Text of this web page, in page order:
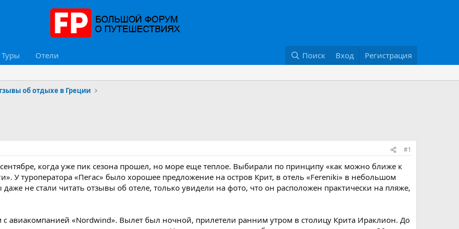
Туры Отели Поиск Вход Регистрация
об отдыхе в Греции
#1
когда уже пик сезона прошел, но море еще теплое. Выбирали по принципу «как можно ближе к
У туроператора «Пегас» было хорошее предложение на остров Крит, в отель «Fereniki» в небольшом
не стали читать отзывы об отеле, только увидели на фото, что он расположен практически на пляже,
авиакомпанией «Nordwind». Вылет был ночной, прилетели ранним утром в столицу Крита Ираклион. До